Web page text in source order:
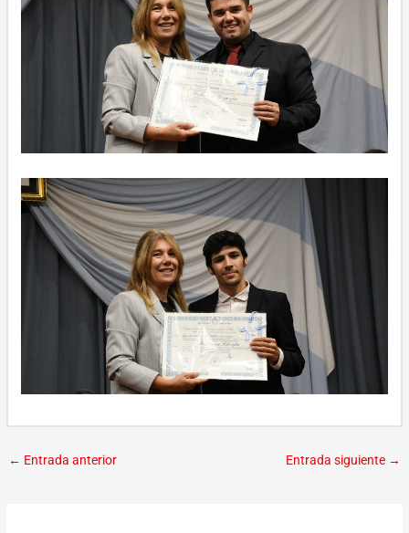
← Entrada anterior Entrada siguiente →